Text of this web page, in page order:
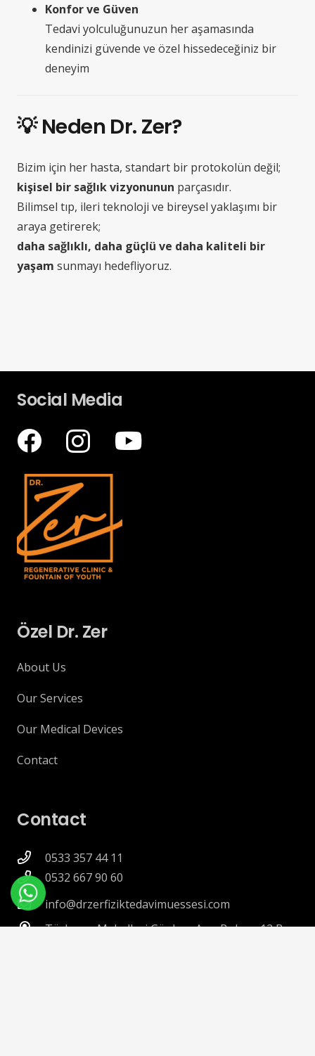
Konfor ve Güven
Tedavi yolculuğunuzun her aşamasında
kendinizi güvende ve özel hissedeceğiniz bir
deneyim
💡Neden Dr. Zer?
Bizim için her hasta, standart bir protokolün değil;
kişisel bir sağlık vizyonunun parçasıdır.
Bilimsel tıp, ileri teknoloji ve bireysel yaklaşımı bir
araya getirerek;
daha sağlıklı, daha güçlü ve daha kaliteli bir
yaşam sunmayı hedefliyoruz.
Social Media
Özel Dr. Zer
About Us
Our Services
Our Medical Devices
Contact
Contact
0533 357 44 11
0532 667 90 60
info@drzerfiziktedavimuessesi.com
Türkmen Mahallesi Günhan Arın Bulvarı 12 B